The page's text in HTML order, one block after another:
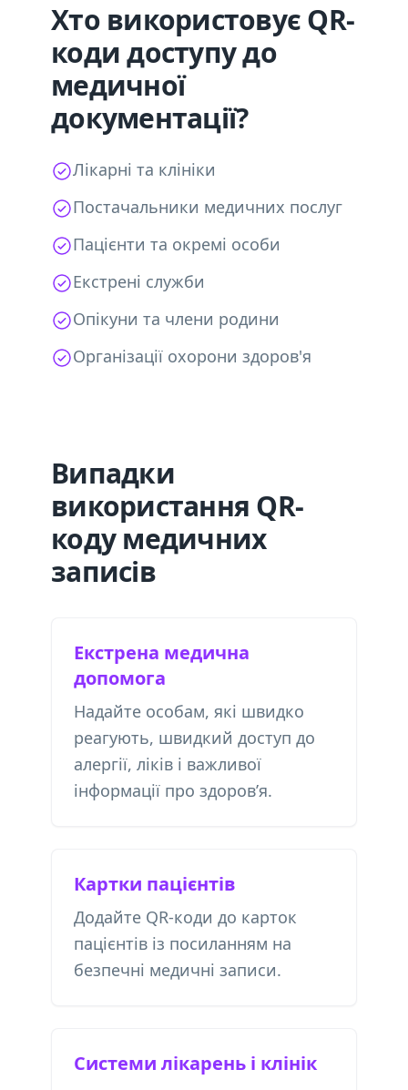
Хто використовує QR-
коди доступу до
медичної
документації?
Лікарні та клініки
Постачальники медичних послуг
Пацієнти та окремі особи
Екстрені служби
Опікуни та члени родини
Організації охорони здоров'я
Випадки
використання QR-
коду медичних
записів
Екстрена медична
допомога
Надайте особам, які швидко
реагують, швидкий доступ до
алергії, ліків і важливої ​​
інформації про здоров’я.
Картки пацієнтів
Додайте QR-коди до карток
пацієнтів із посиланням на
безпечні медичні записи.
Системи лікарень і клінік